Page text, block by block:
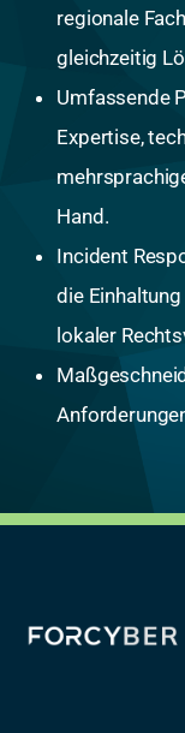
regionale
gleichzeitig
Umfassende
Expertise,
Hand.
Incident
die
lokaler